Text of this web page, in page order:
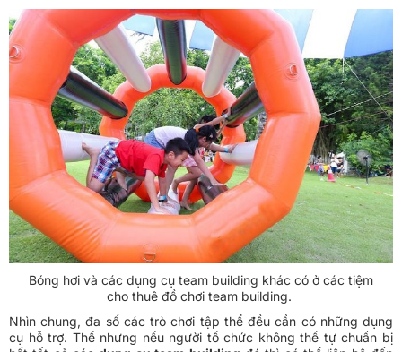
Bóng hơi và các dụng cụ team building khác có ở các tiệm
cho thuê đồ chơi team building.
Nhìn chung, đa số các trò chơi tập thể đều cần có những dụng
cụ hỗ trợ. Thế nhưng nếu người tổ chức không thể tự chuẩn bị